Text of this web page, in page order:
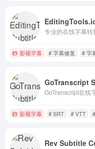
影视字幕 # 字幕修复 # 字
GoTranscript
影视字幕 # SRT # VTT
Rev Subtitle